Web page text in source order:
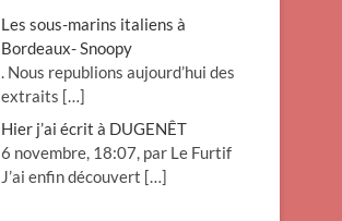
Les sous-marins italiens à
Bordeaux- Snoopy
. Nous republions aujourd’hui des
extraits […]
Hier j’ai écrit à DUGENÊT
6 novembre, 18:07, par Le Furtif
J’ai enfin découvert […]